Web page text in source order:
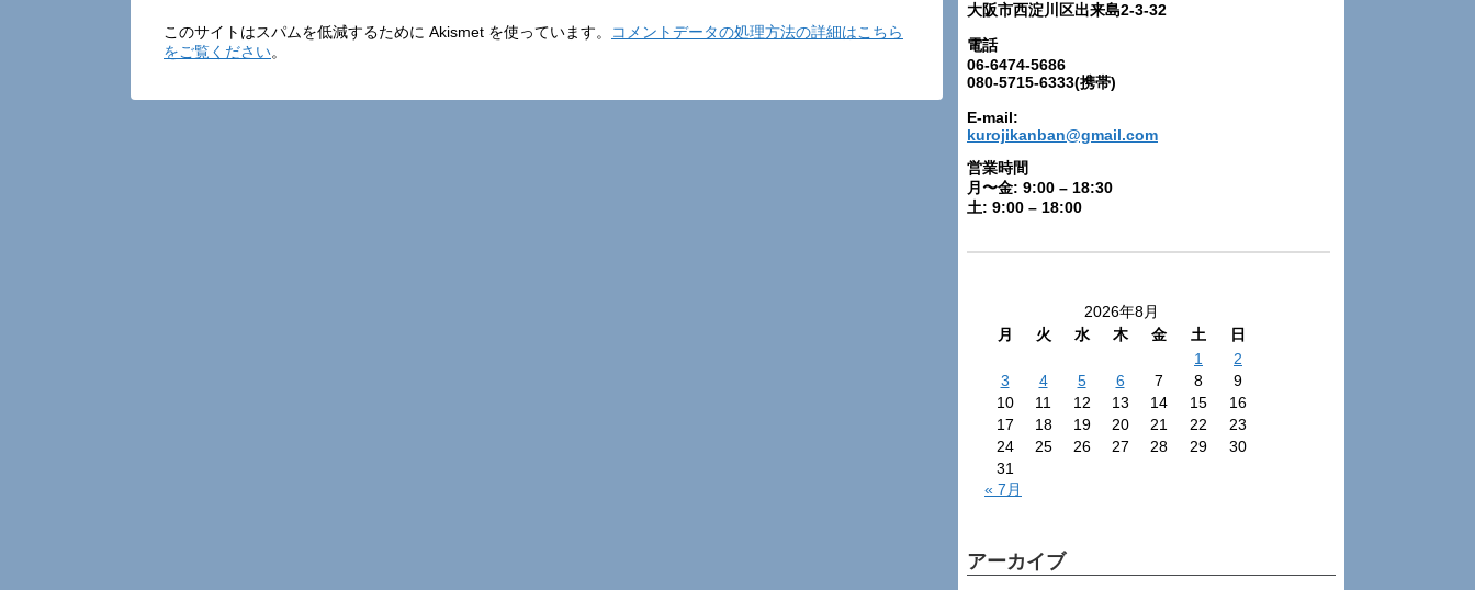
このサイトはスパムを低減するために Akismet を使っています。
コメントデータの処理方法の詳細はこちら
をご覧ください。
大阪市西淀川区出来島2-3-32
電話
06-6474-5686
080-5715-6333(携帯)
E-mail:
kurojikanban@gmail.com
営業時間
月〜金: 9:00 – 18:30
土: 9:00 – 18:00
2026年8月
月
火 水 木 金 土
日
1
2
3
4 5 6 7 8
9
10
11 12 13 14 15
16
17
18 19 20 21 22
23
24
25 26 27 28 29
30
31
« 7月
アーカイブ